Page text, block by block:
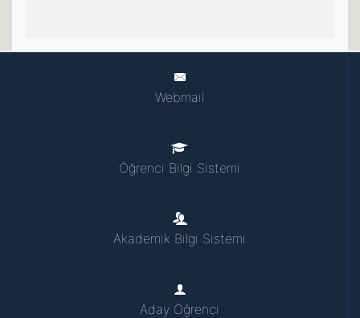
Webmail
Öğrenci Bilgi Sistemi
Akademik Bilgi Sistemi
Aday Öğrenci